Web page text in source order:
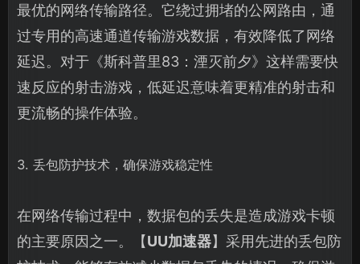
最优的网络传输路径。它绕过拥堵的公网路由，通
过专用的高速通道传输游戏数据，有效降低了网络
延迟。对于《斯科普里83：湮灭前夕》这样需要快
速反应的射击游戏，低延迟意味着更精准的射击和
更流畅的操作体验。
3. 丢包防护技术，确保游戏稳定性
在网络传输过程中，数据包的丢失是造成游戏卡顿
的主要原因之一。【UU加速器】采用先进的丢包防